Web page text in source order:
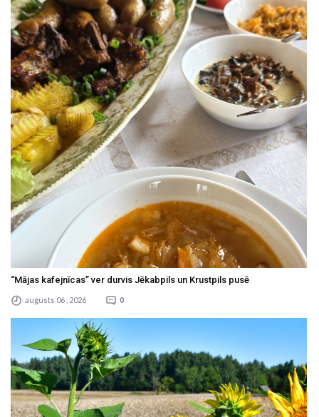
“Mājas kafejnīcas” ver durvis Jēkabpils un Krustpils pusē
augusts 06 , 2026 0